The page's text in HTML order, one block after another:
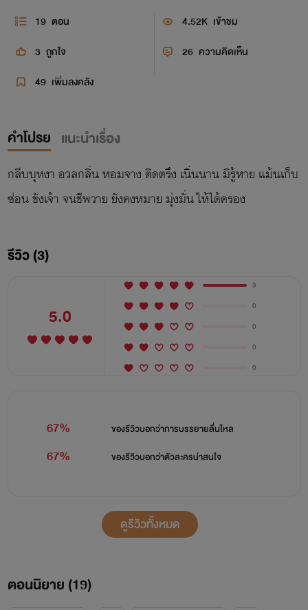
19 ตอน 4.52K เข้าชม
3 ถูกใจ 26 ความคิดเห็น
49 เพิ่มลงคลัง
คำโปรย แนะนำเรื่อง
กลีบบุหงา อวลกลิ่น หอมจาง ติดตรึง เนิ่นนาน มิรู้หาย แม้นเก็บ
ซ่อน ขังเจ้า จนชีพวาย ยังคงหมาย มุ่งมั่น ให้ได้ครอง
รีวิว (3)
5.0
3
0
0
0
0
67% ของรีวิวบอกว่าการบรรยายลื่นไหล
67% ของรีวิวบอกว่าตัวละครน่าสนใจ
ดูรีวิวทั้งหมด
ตอนนิยาย (19)